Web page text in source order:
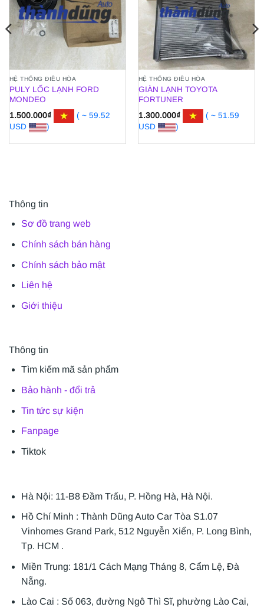
HỆ THỐNG ĐIỀU HÒA
PULY LỐC LẠNH FORD
MONDEO
1.500.000₫
( ~ 59.52
USD
)
HỆ THỐNG ĐIỀU HÒA
GIÀN LẠNH TOYOTA
FORTUNER
1.300.000₫
( ~ 51.59
USD
)
Thông tin
Sơ đồ trang web
Chính sách bán hàng
Chính sách bảo mật
Liên hệ
Giới thiệu
Thông tin
Tìm kiếm mã sản phẩm
Bảo hành - đổi trả
Tin tức sự kiện
Fanpage
Tiktok
Hà Nội: 11-B8 Đầm Trấu, P. Hồng Hà, Hà Nội.
Hồ Chí Minh : Thành Dũng Auto Car Tòa S1.07
Vinhomes Grand Park, 512 Nguyễn Xiển, P. Long Bình,
Tp. HCM .
Miền Trung: 181/1 Cách Mạng Tháng 8, Cẩm Lệ, Đà
Nẵng.
Lào Cai : Số 063, đường Ngô Thì Sĩ, phường Lào Cai,